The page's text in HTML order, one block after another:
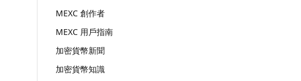
MEXC 創作者
MEXC 用戶指南
加密貨幣新聞
加密貨幣知識